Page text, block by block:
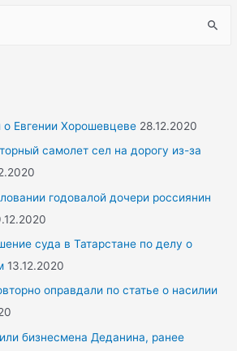
Евгении Хорошевцеве 28.12.2020
самолет сел на дорогу из-за
годовалой дочери россиянин
суда в Татарстане по делу о
13.12.2020
оправдали по статье о насилии
бизнесмена Деданина, ранее